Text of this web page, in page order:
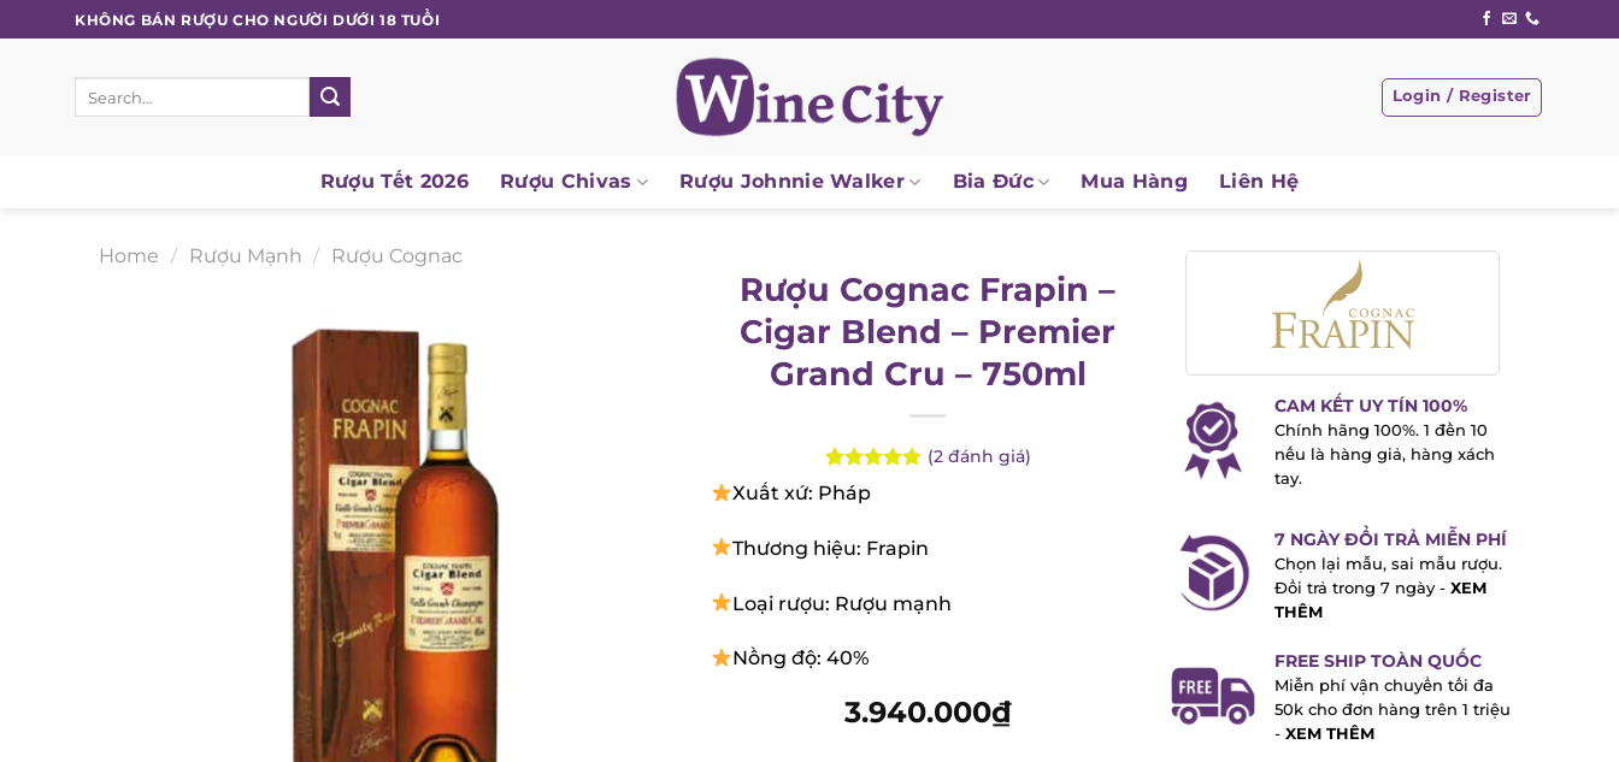
to
content
KHÔNG BÁN RƯỢU CHO NGƯỜI DƯỚI 18 TUỔI
Login / Register
Rượu Tết 2026 Rượu Chivas Rượu Johnnie Walker Bia Đức Mua Hàng Liên Hệ
Home Rượu Mạnh Rượu Cognac
Rượu Cognac Frapin –
Cigar Blend – Premier
Grand Cru – 750ml
Rated
out of 5
2
customer
ratings
( 2đánh giá)
Xuất xứ: Pháp
Thương hiệu: Frapin
Loại rượu: Rượu mạnh
Nồng độ: 40%
3.940.000₫
CAM KẾT UY TÍN 100%
Chính hãng 100%. 1 đền 10
nếu là hàng giả, hàng xách
tay.
7 NGÀY ĐỔI TRẢ MIỄN PHÍ
Chọn lại mẫu, sai mẫu rượu.
Đổi trả trong 7 ngày -XEM
THÊM
FREE SHIP TOÀN QUỐC
Miễn phí vận chuyển tối đa
50k cho đơn hàng trên 1 triệu
XEM THÊM